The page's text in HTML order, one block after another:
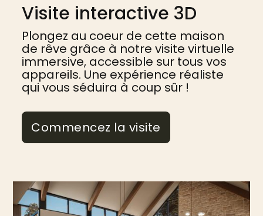
Visite interactive 3D
Plongez au coeur de cette maison
de rêve grâce à notre visite virtuelle
immersive, accessible sur tous vos
appareils. Une expérience réaliste
qui vous séduira à coup sûr !
Commencez la visite